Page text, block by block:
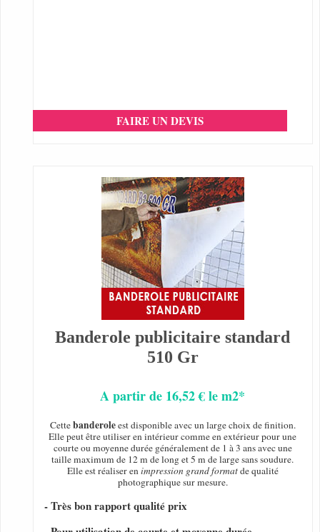
FAIRE UN DEVIS
Banderole publicitaire standard
510 Gr
A partir de 16,52 € le m2*
Cettebanderoleest disponible avec un large choix de finition.
Elle peut être utiliser en intérieur comme en extérieur pour une
courte ou moyenne durée généralement de 1 à 3 ans avec une
taille maximum de 12 m de long et 5 m de large sans soudure.
Elle est réaliser enimpression grand formatde qualité
photographique sur mesure.
- Très bon rapport qualité prix